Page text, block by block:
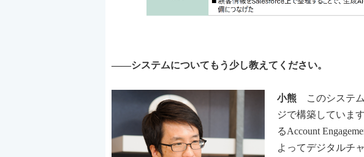
――システムについてもう少し教えてください。
小熊 このシステム
ジで構築していま
るAccount
よってデジタルチ